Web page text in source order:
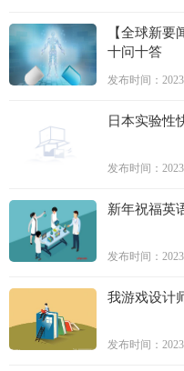
【全球新
十问十答
发布时间：
日本实验性
发布时间：
新年祝福英
发布时间：
我游戏设计
发布时间：